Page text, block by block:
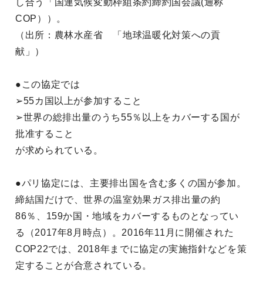
し合う「国連気候変動枠組条約締約国会議(通称
COP））。
（出所：農林水産省 「地球温暖化対策への貢
献」）
●この協定では
➢55カ国以上が参加すること
➢世界の総排出量のうち55％以上をカバーする国が
批准すること
が求められている。
●パリ協定には、主要排出国を含む多くの国が参加。
締結国だけで、世界の温室効果ガス排出量の約
86％、159か国・地域をカバーするものとなってい
る（2017年8月時点）。2016年11月に開催された
COP22では、2018年までに協定の実施指針などを策
定することが合意されている。